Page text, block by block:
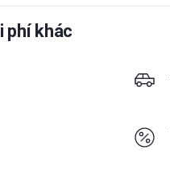
phí khác